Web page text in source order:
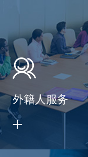
外籍人服务